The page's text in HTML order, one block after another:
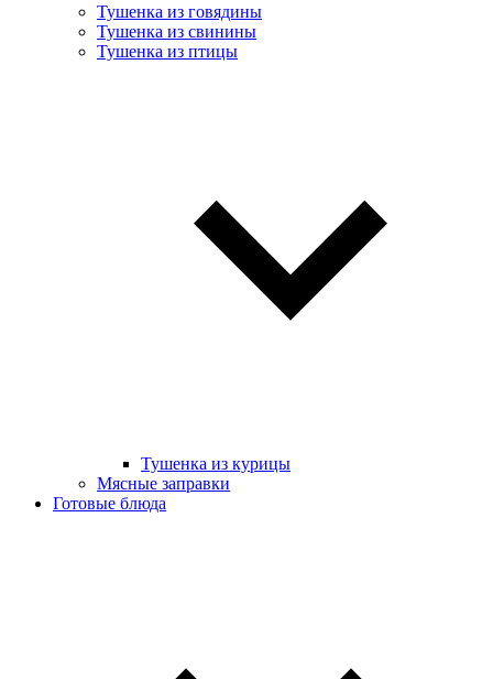
Тушенка из говядины
Тушенка из свинины
Тушенка из птицы
Тушенка из курицы
Мясные заправки
Готовые блюда